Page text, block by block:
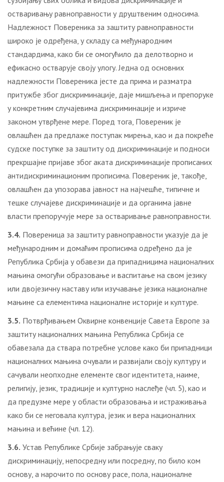
остваривању равноправности у друштвеним односима.
Надлежност Повереника за заштиту равноправности
широко је одређена, у складу са међународним
стандардима, како би се омогућило да делотворно и
ефикасно остварује своју улогу. Једна од основних
надлежности Повереника јесте да прима и разматра
притужбе због дискриминације, даје мишљења и препоруке
у конкретним случајевима дискриминације и изриче
законом утврђене мере. Поред тога, Повереник је
овлашћен да предлаже поступак мирења, као и да покреће
судске поступке за заштиту од дискриминације и подноси
прекршајне пријаве због аката дискриминације прописаних
антидискриминационим прописима. Повереник је, такође,
овлашћен да упозорава јавност на најчешће, типичне и
тешке случајеве дискриминације и да органима јавне
власти препоручује мере за остваривање равноправности.
3.4. Повереница за заштиту равноправности указује да је
међународним и домаћим прописима одређено да је
Република Србија у обавези да припадницима националних
мањина омогући образовање и васпитање на свом језику
или двојезичну наставу или изучавање језика националне
мањине са елементима националне историје и културе.
3.5. Потврђивањем Оквирне конвенције Савета Европе за
заштиту националних мањина Република Србија се
обавезала да ствара потребне услове како би припадници
националних мањина очували и развијали своју културу и
сачували неопходне елементе свог идентитета, наиме,
религију, језик, традиције и културно наслеђе (чл. 5), као и
да предузме мере у области образовања и истраживања
како би се неговала култура, језик и вера националних
мањина и већине (чл. 12).
3.6. Устав Републике Србије забрањује сваку
дискриминацију, непосредну или посредну, по било ком
основу, а нарочито по основу расе, пола, националне